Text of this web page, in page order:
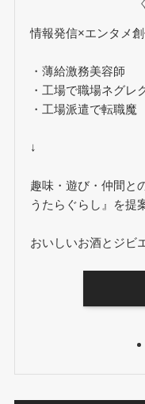
情報発信×エンタメ
・薄給激務美容師
・工場で職場ネグレ
・工場派遣で転職魔
↓
趣味・遊び・仲間と
うたらぐらし』を提
おいしいお酒とジビ